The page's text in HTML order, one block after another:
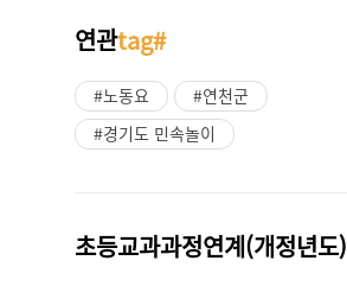
연관tag#
#노동요
#연천군
#경기도 민속놀이
초등교과과정연계(개정년도)